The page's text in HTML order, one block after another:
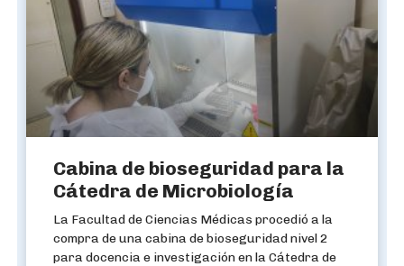
Cabina de bioseguridad para la
Cátedra de Microbiología
La Facultad de Ciencias Médicas procedió a la
compra de una cabina de bioseguridad nivel 2
para docencia e investigación en la Cátedra de